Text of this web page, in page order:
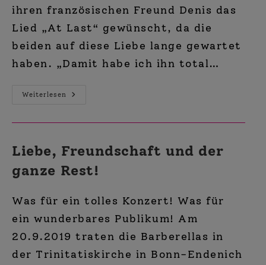
ihren französischen Freund Denis das
Lied „At Last“ gewünscht, da die
beiden auf diese Liebe lange gewartet
haben. „Damit habe ich ihn total…
Weiterlesen
Zum
Liebes-
Liebe, Freundschaft und der
ganze Rest!
Was für ein tolles Konzert! Was für
ein wunderbares Publikum! Am
20.9.2019 traten die Barberellas in
der Trinitatiskirche in Bonn-Endenich